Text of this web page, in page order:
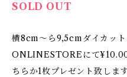
SOLD OUT
横8cm〜ら9,5cmダイカット
ONLINESTOREにて
ちらか1枚プレゼント致します